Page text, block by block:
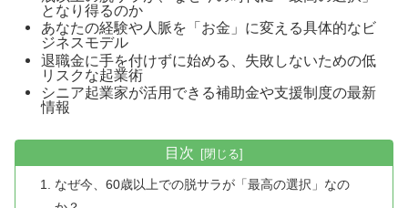
となり得るのか
あなたの経験や人脈を「お金」に変える具体的なビ
ジネスモデル
退職金に手を付けずに始める、失敗しないための低
リスクな起業術
シニア起業家が活用できる補助金や支援制度の最新
情報
目次
なぜ今、60歳以上での脱サラが「最高の選択」なの